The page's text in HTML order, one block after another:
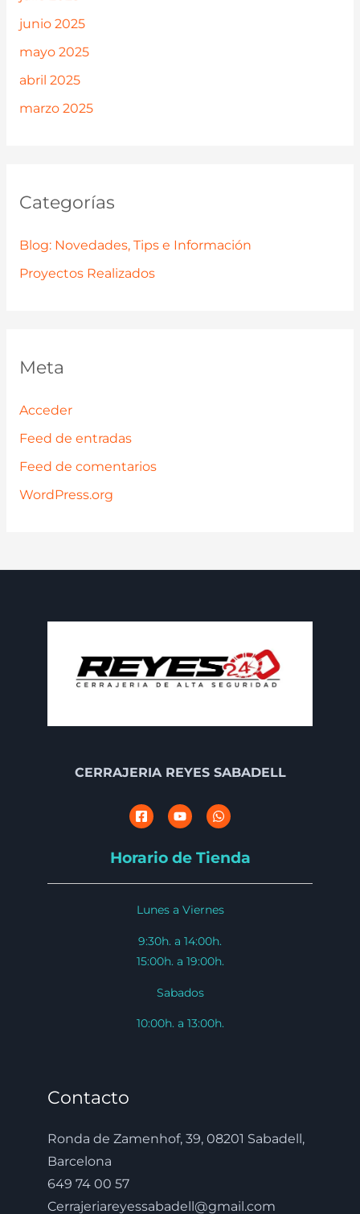
junio 2025
mayo 2025
abril 2025
marzo 2025
Categorías
Blog: Novedades, Tips e Información
Proyectos Realizados
Meta
Acceder
Feed de entradas
Feed de comentarios
WordPress.org
CERRAJERIA REYES SABADELL
Horario de Tienda
Lunes a Viernes
9:30h. a 14:00h.
15:00h. a 19:00h.
Sabados
10:00h. a 13:00h.
Contacto
Ronda de Zamenhof, 39, 08201 Sabadell,
Barcelona
649 74 00 57
Cerrajeriareyessabadell@gmail.com